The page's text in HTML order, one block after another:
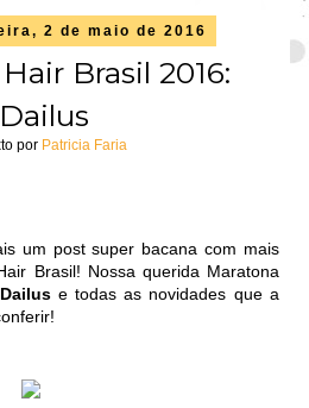
2 de maio de 2016
Brasil 2016:
Dailus
por Patricia Faria
um post super bacana com mais
Brasil! Nossa querida Maratona
Dailuse todas as novidades que a